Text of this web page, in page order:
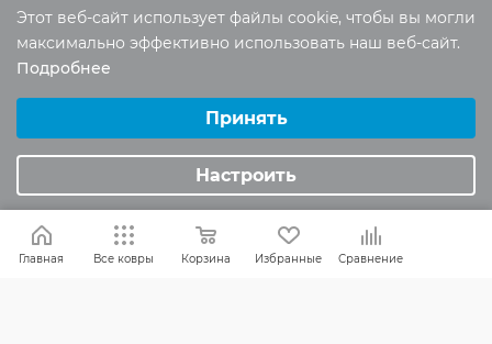
материалов сайта без письменного разрешения
запрещено.
Главная Все ковры Корзина Избранные Сравнение
Этот веб-сайт использует файлы cookie, чтобы вы могли
максимально эффективно использовать наш веб-сайт.
Подробнее
Аналитические/Функциональные
Принять
Настроить